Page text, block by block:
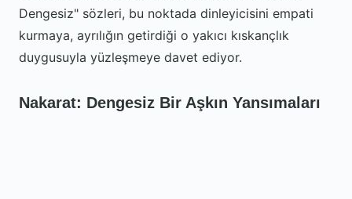
Dengesiz" sözleri, bu noktada dinleyicisini empati
kurmaya, ayrılığın getirdiği o yakıcı kıskançlık
duygusuyla yüzleşmeye davet ediyor.
Nakarat: Dengesiz Bir Aşkın Yansımaları